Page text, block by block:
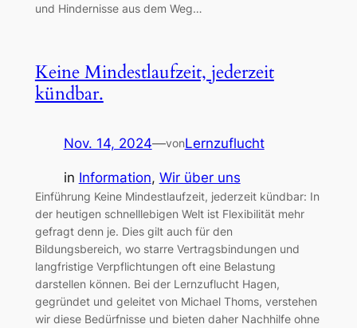
und Hindernisse aus dem Weg…
Keine Mindestlaufzeit, jederzeit
kündbar.
Nov. 14, 2024—vonLernzuflucht
in Information, Wir über uns
Einführung Keine Mindestlaufzeit, jederzeit kündbar: In
der heutigen schnelllebigen Welt ist Flexibilität mehr
gefragt denn je. Dies gilt auch für den
Bildungsbereich, wo starre Vertragsbindungen und
langfristige Verpflichtungen oft eine Belastung
darstellen können. Bei der Lernzuflucht Hagen,
gegründet und geleitet von Michael Thoms, verstehen
wir diese Bedürfnisse und bieten daher Nachhilfe ohne